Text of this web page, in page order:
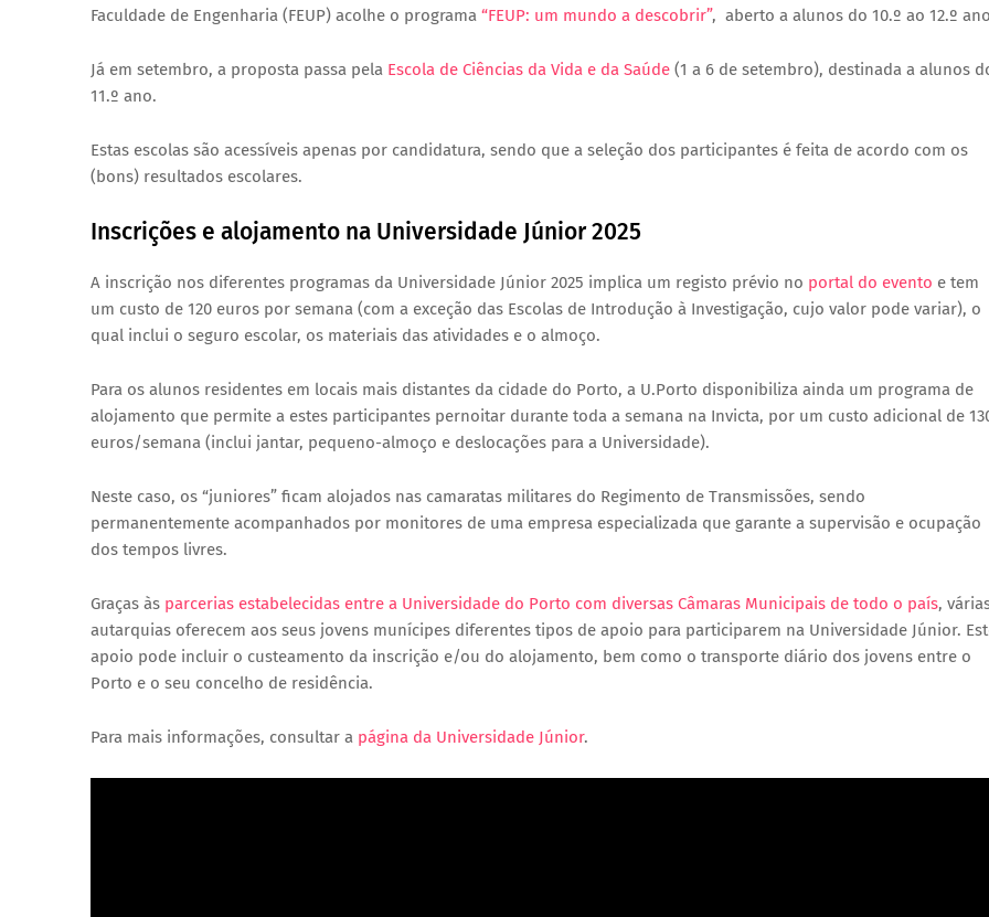
Faculdade de Engenharia (FEUP) acolhe o programa “FEUP: um mundo a descobrir”, aberto a alunos do 10.º ao 12.º
Já em setembro, a proposta passa pela Escola de Ciências da Vida e da Saúde (1 a 6 de setembro), destinada a alunos
11.º ano.
Estas escolas são acessíveis apenas por candidatura, sendo que a seleção dos participantes é feita de acordo com os
(bons) resultados escolares.
Inscrições e alojamento na Universidade Júnior 2025
A inscrição nos diferentes programas da Universidade Júnior 2025 implica um registo prévio no portal do evento e tem
um custo de 120 euros por semana (com a exceção das Escolas de Introdução à Investigação, cujo valor pode variar), o
qual inclui o seguro escolar, os materiais das atividades e o almoço.
Para os alunos residentes em locais mais distantes da cidade do Porto, a U.Porto disponibiliza ainda um programa de
alojamento que permite a estes participantes pernoitar durante toda a semana na Invicta, por um custo adicional de
euros/semana (inclui jantar, pequeno-almoço e deslocações para a Universidade).
Neste caso, os “juniores” ficam alojados nas camaratas militares do Regimento de Transmissões, sendo
permanentemente acompanhados por monitores de uma empresa especializada que garante a supervisão e ocupação
dos tempos livres.
Graças às parcerias estabelecidas entre a Universidade do Porto com diversas Câmaras Municipais de todo o país,
autarquias oferecem aos seus jovens munícipes diferentes tipos de apoio para participarem na Universidade Júnior.
apoio pode incluir o custeamento da inscrição e/ou do alojamento, bem como o transporte diário dos jovens entre o
Porto e o seu concelho de residência.
Para mais informações, consultar a página da Universidade Júnior.